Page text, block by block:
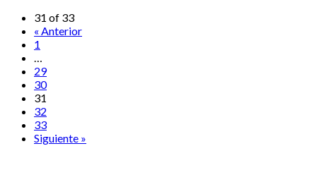
31 of 33
« Anterior
1
29
30
31
32
33
Siguiente »